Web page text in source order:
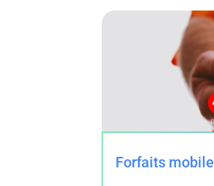
Forfaits mobile